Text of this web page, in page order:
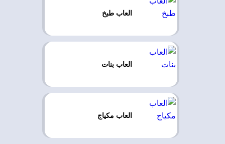
العاب طبخ
العاب بنات
العاب مكياج